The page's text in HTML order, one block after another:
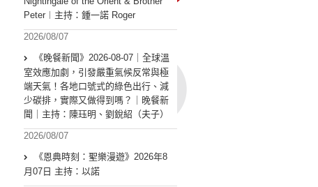
Peter︱主持：鍾一諾 Roger
2026/08/07
《晚餐新聞》2026-08-07｜全球溫
室效應加劇，引發嚴重氣候反常與極
端天氣！各地口號式的綠色出行、減
少碳排，實際又做得到嗎？｜晚餐新
聞｜主持：陳珏明、劉銳紹（夫子）
2026/08/07
《恩典時刻：聖樂漫遊》2026年8
月07日 主持：以諾